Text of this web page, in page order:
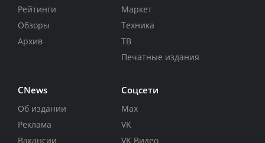
Рейтинги
Обзоры
Архив
Маркет
Техника
ТВ
Печатные издания
CNews
Об издании
Реклама
Вакансии
Соцсети
Max
VK
VK Видео